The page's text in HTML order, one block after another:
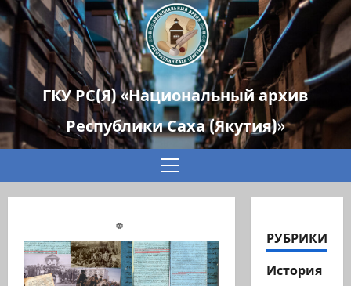
ГКУ РС(Я) «Национальный архив
Республики Саха (Якутия)»
Основное
РУБРИКИ
История